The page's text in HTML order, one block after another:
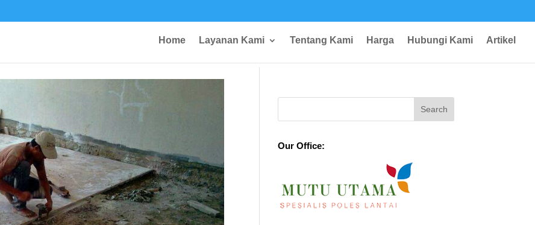
Home Layanan Kami Tentang Kami Harga Hubungi Kami Artikel
Our Office: